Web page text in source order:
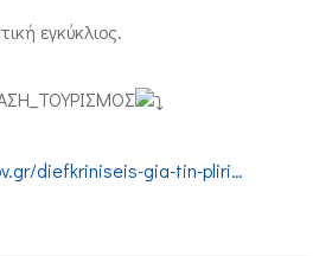
εγκύκλιος.
diefkriniseis-gia-tin-pliri…